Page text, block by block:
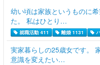
幼い頃は家族というものに
た。 私はひとり…
就職活動 411 離婚 1131
実家暮らしの25歳女です。
意識を変えたい…